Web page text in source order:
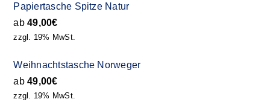
Papiertasche Spitze Natur
ab49,00€
zzgl. 19% MwSt.
Weihnachtstasche Norweger
ab49,00€
zzgl. 19% MwSt.